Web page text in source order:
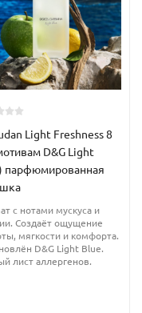
до
Light Freshness 8
D&G Light
парфюмированная
с нотами мускуса и
Создаёт ощущение
мягкости и комфорта.
D&G Light Blue.
лист аллергенов.